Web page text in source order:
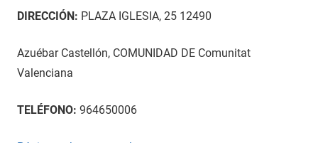
DIRECCIÓN: PLAZA IGLESIA, 25 12490
Azuébar Castellón, COMUNIDAD DE Comunitat
Valenciana
TELÉFONO: 964650006